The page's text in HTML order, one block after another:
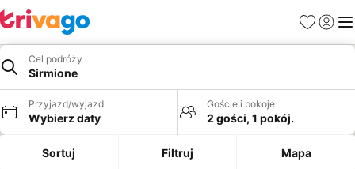
Ulubione
Cel podróży
Sirmione
Przyjazd/wyjazd
Wybierz daty
Goście i pokoje
2 gości, 1 pokój.
Sortuj Filtruj Mapa